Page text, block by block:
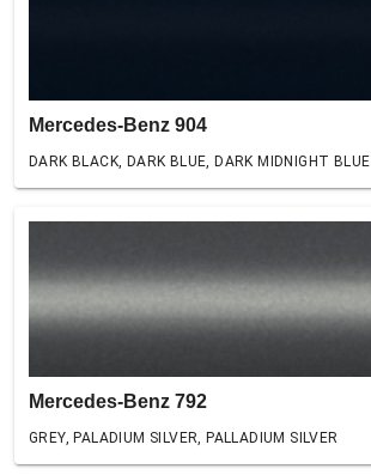
Mercedes-Benz 904
DARK BLACK, DARK BLUE, DARK MIDNIGHT BLUE
Mercedes-Benz 792
GREY, PALADIUM SILVER, PALLADIUM SILVER